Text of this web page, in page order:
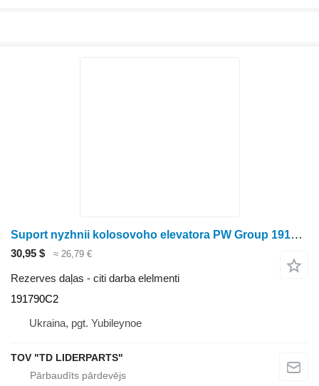
Suport nyzhnii kolosovoho elevatora PW Group 191790C2 paredzēts graudu kombaina
30,95 $ ≈ 26,79 €
Rezerves daļas - citi darba elelmenti
191790C2
Ukraina, pgt. Yubileynoe
TOV "TD LIDERPARTS"